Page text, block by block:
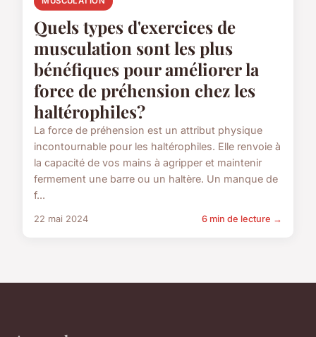
Quels types d'exercices de
musculation sont les plus
bénéfiques pour améliorer la
force de préhension chez les
haltérophiles?
La force de préhension est un attribut physique
incontournable pour les haltérophiles. Elle renvoie à
la capacité de vos mains à agripper et maintenir
fermement une barre ou un haltère. Un manque de
f...
22 mai 2024 6 min de lecture →